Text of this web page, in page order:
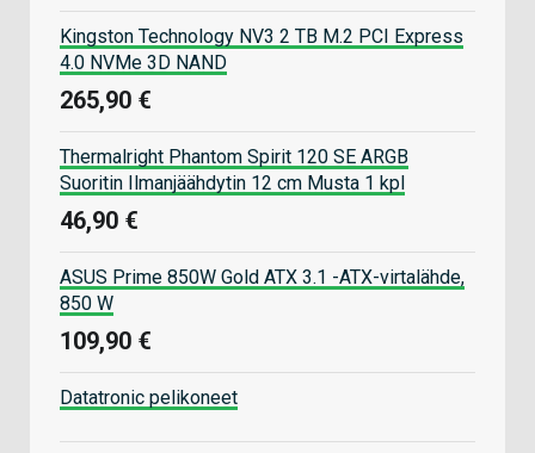
Kingston Technology NV3 2 TB M.2 PCI Express
4.0 NVMe 3D NAND
265,90 €
Thermalright Phantom Spirit 120 SE ARGB
Suoritin Ilmanjäähdytin 12 cm Musta 1 kpl
46,90 €
ASUS Prime 850W Gold ATX 3.1 -ATX-virtalähde,
850 W
109,90 €
Datatronic pelikoneet